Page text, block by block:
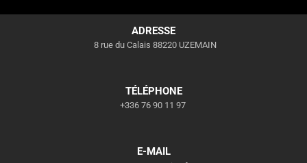
ADRESSE
8 rue du Calais 88220 UZEMAIN
TÉLÉPHONE
+336 76 90 11 97
E-MAIL